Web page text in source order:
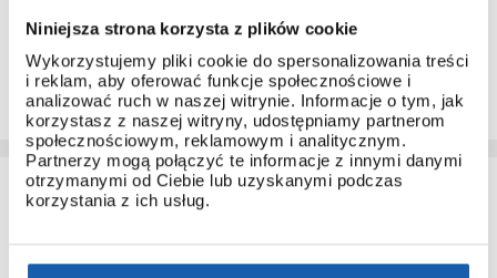
Niniejsza strona korzysta z plików cookie
Wykorzystujemy pliki cookie do spersonalizowania treści
i reklam, aby oferować funkcje społecznościowe i
analizować ruch w naszej witrynie. Informacje o tym, jak
korzystasz z naszej witryny, udostępniamy partnerom
społecznościowym, reklamowym i analitycznym.
Partnerzy mogą połączyć te informacje z innymi danymi
otrzymanymi od Ciebie lub uzyskanymi podczas
korzystania z ich usług.
Przedłużenie gwarancji obejmuje jedynie zegarki marki G-
SHOCK.
PRZEDŁUŻ GWARANCJĘ